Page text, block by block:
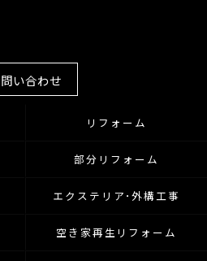
い合わせ
リフォーム
部分リフォーム
エクステリア･外構工事
空き家再生リフォーム